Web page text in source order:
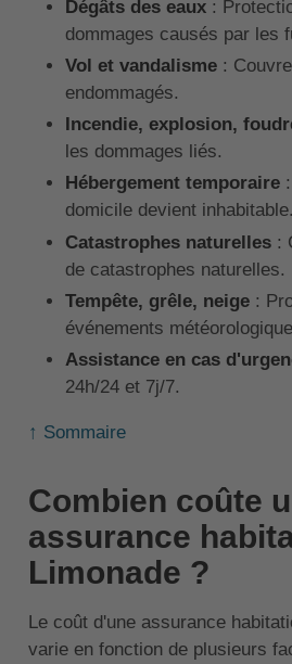
Dégâts des eaux:
dommages causés par les
Vol et vandalisme:
endommagés.
Incendie, explosion,
les dommages liés.
Hébergement temporaire:
domicile devient inhabitable.
Catastrophes naturelles:
de catastrophes naturelles.
Tempête, grêle, neige:
événements
Assistance en cas
24h/24 et 7j/7.
↑ Sommaire
Combien coûte
assurance
Limonade ?
Le coût d'une assurance
varie en fonction de plusieurs